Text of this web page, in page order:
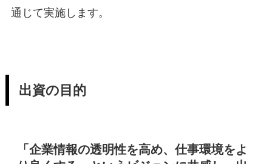
通じて実施します。
出資の目的
「企業情報の透明性を高め、仕事環境をよ